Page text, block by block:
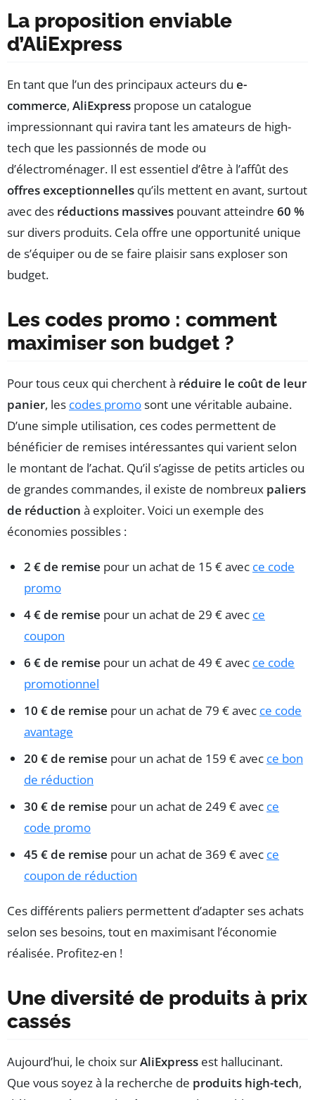
La proposition enviable
d’AliExpress
En tant que l’un des principaux acteurs du e-
commerce, AliExpress propose un catalogue
impressionnant qui ravira tant les amateurs de high-
tech que les passionnés de mode ou
d’électroménager. Il est essentiel d’être à l’affût des
offres exceptionnelles qu’ils mettent en avant, surtout
avec des réductions massives pouvant atteindre 60 %
sur divers produits. Cela offre une opportunité unique
de s’équiper ou de se faire plaisir sans exploser son
budget.
Les codes promo : comment
maximiser son budget ?
Pour tous ceux qui cherchent à réduire le coût de leur
panier, les codes promosont une véritable aubaine.
D’une simple utilisation, ces codes permettent de
bénéficier de remises intéressantes qui varient selon
le montant de l’achat. Qu’il s’agisse de petits articles ou
de grandes commandes, il existe de nombreux paliers
de réduction à exploiter. Voici un exemple des
économies possibles :
2 € de remise pour un achat de 15 € avec ce code
promo
4 € de remise pour un achat de 29 € avec ce
coupon
6 € de remise pour un achat de 49 € avec ce code
promotionnel
10 € de remise pour un achat de 79 € avec ce code
avantage
20 € de remise pour un achat de 159 € avec ce bon
de réduction
30 € de remise pour un achat de 249 € avec ce
code promo
45 € de remise pour un achat de 369 € avec ce
coupon de réduction
Ces différents paliers permettent d’adapter ses achats
selon ses besoins, tout en maximisant l’économie
réalisée. Profitez-en !
Une diversité de produits à prix
cassés
Aujourd’hui, le choix surAliExpress est hallucinant.
Que vous soyez à la recherche de produits high-tech,